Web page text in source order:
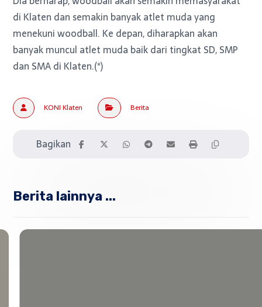
di Klaten dan semakin banyak atlet muda yang
menekuni woodball. Ke depan, diharapkan akan
banyak muncul atlet muda baik dari tingkat SD, SMP
dan SMA di Klaten.(*)
KONI Klaten Berita
Berita lainnya ...